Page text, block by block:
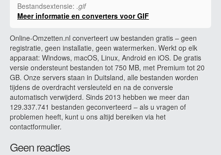
Bestandsextensie: .gif
Meer informatie en converters voor GIF
Online-Omzetten.nl converteert uw bestanden gratis – geen
registratie, geen installatie, geen watermerken. Werkt op elk
apparaat: Windows, macOS, Linux, Android en iOS. De gratis
versie ondersteunt bestanden tot 750 MB, met Premium tot 20
GB. Onze servers staan in Duitsland, alle bestanden worden
tijdens de overdracht versleuteld en na de conversie
automatisch verwijderd. Sinds 2013 hebben we meer dan
129.337.741 bestanden geconverteerd – als u vragen of
problemen heeft, kunt u ons altijd bereiken via het
contactformulier.
Geen reacties